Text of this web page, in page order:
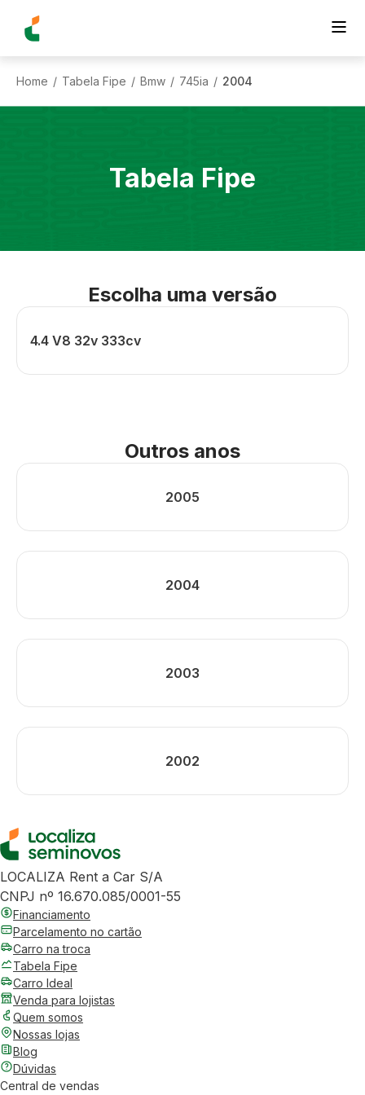
Home / Tabela Fipe / Bmw / 745ia / 2004
Tabela Fipe
Escolha uma versão
4.4 V8 32v 333cv
Outros anos
2005
2004
2003
2002
LOCALIZA Rent a Car S/A
CNPJ nº 16.670.085/0001-55
Financiamento
Parcelamento no cartão
Carro na troca
Tabela Fipe
Carro Ideal
Venda para lojistas
Quem somos
Nossas lojas
Blog
Dúvidas
Central de vendas